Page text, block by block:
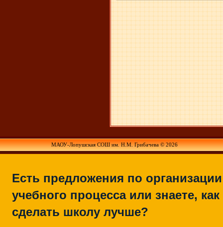
МАОУ-Лопушская СОШ им. Н.М. Грибачева © 2026
Есть предложения по организации
учебного процесса или знаете, как
сделать школу лучше?